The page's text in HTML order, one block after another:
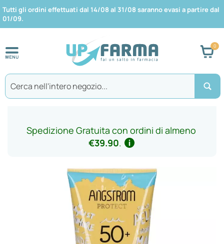
Tutti gli ordini effettuati dal 14/08 al 31/08 saranno evasi a partire dal
01/09.
Spedizione Gratuita con ordini di almeno
€39.90.